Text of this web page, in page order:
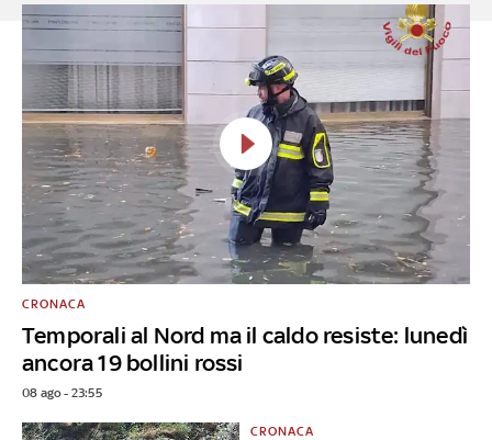
Temporali al Nord ma il caldo resiste: lunedì
ancora 19 bollini rossi
CRONACA
08 ago - 23:55
CRONACA